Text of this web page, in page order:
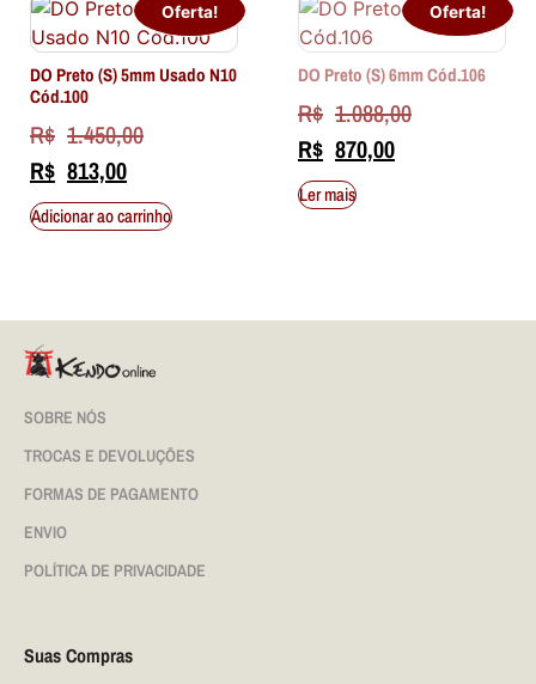
Oferta!
DO Preto (S) 5mm Usado N10
Cód.100
R$ 1.450,00
R$ 813,00
Adicionar ao carrinho
Oferta!
DO Preto (S) 6mm Cód.106
R$ 1.088,00
R$ 870,00
Ler mais
SOBRE NÓS
TROCAS E DEVOLUÇÕES
FORMAS DE PAGAMENTO
ENVIO
POLÍTICA DE PRIVACIDADE
Suas Compras